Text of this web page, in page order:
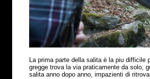
La prima parte della salita è la piu difficile
gregge trova la via praticamente da solo,
salita anno dopo anno, impazienti di